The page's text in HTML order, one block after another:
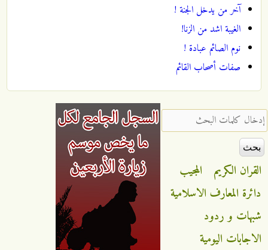
آخر من يدخل الجنة !
الغيبة اشد من الزنا!
نوم الصائم عبادة !
صفات أصحاب القائم
‏إدخال كلمات البحث ‏
القران الكريم
المجيب
دائرة المعارف الاسلامية
شبهات و ردود
الاجابات اليومية